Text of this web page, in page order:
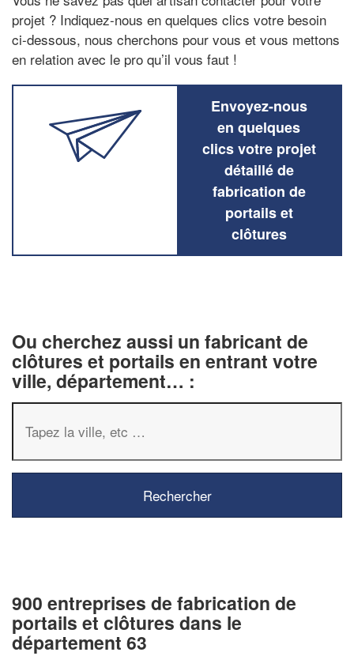
projet ? Indiquez-nous en quelques clics votre besoin
ci-dessous, nous cherchons pour vous et vous mettons
en relation avec le pro qu’il vous faut !
Envoyez-nous
en quelques
clics votre projet
détaillé de
fabrication de
portails et
clôtures
Ou cherchez aussi un fabricant de
clôtures et portails en entrant votre
ville, département… :
900 entreprises de fabrication de
portails et clôtures dans le
département 63